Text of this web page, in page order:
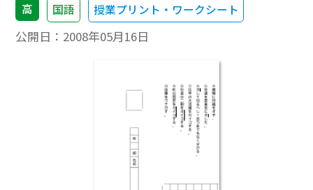
高 国語 授業プリント・ワークシート
公開日： 2008年05月16日